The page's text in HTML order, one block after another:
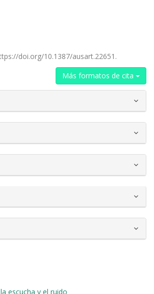
doi.org/10.1387/ausart.22651.
Más formatos de cita
escucha y el ruido